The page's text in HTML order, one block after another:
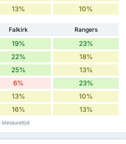
13% 10%
Falkirk
Rangers
19% 23%
22% 18%
25% 13%
6% 23%
13% 10%
16% 13%
blessuretijd